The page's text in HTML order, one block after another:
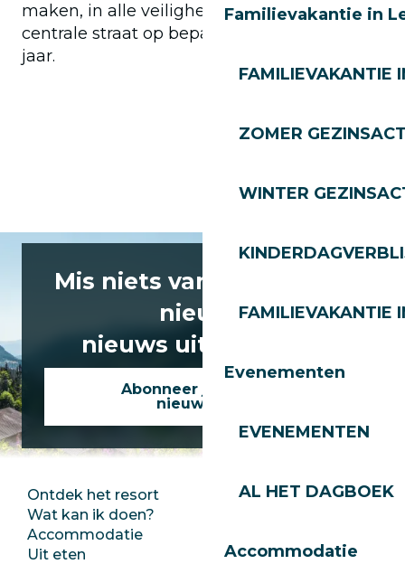
Familievakantie in
FAMILIEVAKANTIE
ZOMER
WINTER
FAMILIEVAKANTIE
Evenementen
EVENEMENTEN
AL HET DAGBOEK
Accommodatie
maken, in alle veiligheid in de autovrije
centrale straat op bepaalde tijden van het
jaar.
Mis niets van het laatste
nieuws
nieuws uit Les Gets!
Abonneer je op onze
nieuwsbrief
Ontdek het resort
Wat kan ik doen?
Accommodatie
Uit eten
Perszaal
Jobs